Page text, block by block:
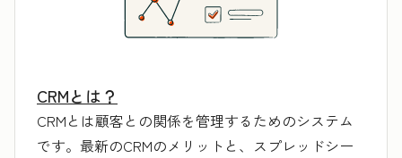
CRMとは？
CRMとは顧客との関係を管理するためのシステム
です。最新のCRMのメリットと、スプレッドシー